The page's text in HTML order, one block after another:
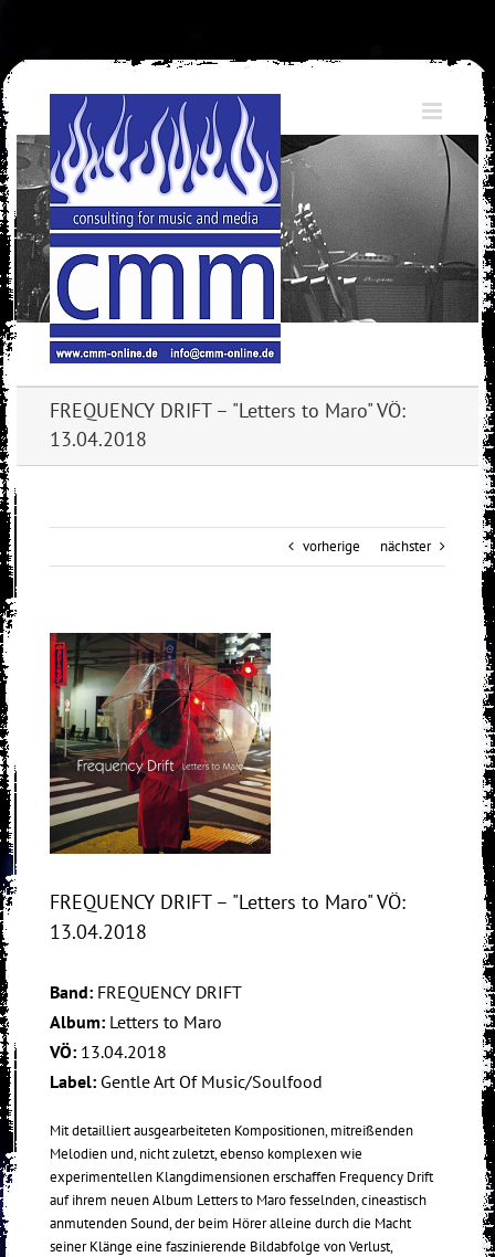
content
FREQUENCY DRIFT – "Letters to Maro" VÖ:
13.04.2018
vorherige nächster
View
Larger
Image
FREQUENCY DRIFT – "Letters to Maro" VÖ:
13.04.2018
Band: FREQUENCY DRIFT
Album: Letters to Maro
VÖ: 13.04.2018
Label: Gentle Art Of Music/Soulfood
Mit detailliert ausgearbeiteten Kompositionen, mitreißenden
Melodien und, nicht zuletzt, ebenso komplexen wie
experimentellen Klangdimensionen erschaffen Frequency Drift
auf ihrem neuen Album Letters to Maro fesselnden, cineastisch
anmutenden Sound, der beim Hörer alleine durch die Macht
seiner Klänge eine faszinierende Bildabfolge von Verlust,